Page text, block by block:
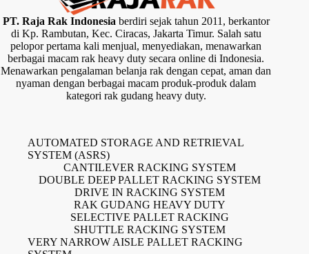
PT. Raja Rak Indonesiaberdiri sejak tahun 2011, berkantor
di Kp. Rambutan, Kec. Ciracas, Jakarta Timur. Salah satu
pelopor pertama kali menjual, menyediakan, menawarkan
berbagai macam rak heavy duty secara online di Indonesia.
Menawarkan pengalaman belanja rak dengan cepat, aman dan
nyaman dengan berbagai macam produk-produk dalam
kategori rak gudang heavy duty.
AUTOMATED STORAGE AND RETRIEVAL
SYSTEM (ASRS)
CANTILEVER RACKING SYSTEM
DOUBLE DEEP PALLET RACKING SYSTEM
DRIVE IN RACKING SYSTEM
RAK GUDANG HEAVY DUTY
SELECTIVE PALLET RACKING
SHUTTLE RACKING SYSTEM
VERY NARROW AISLE PALLET RACKING